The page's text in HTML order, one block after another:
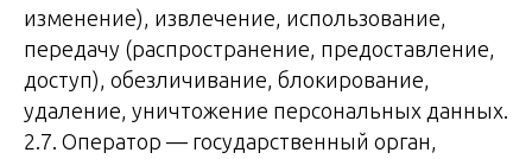
изменение), извлечение, использование,
передачу (распространение, предоставление,
доступ), обезличивание, блокирование,
удаление, уничтожение персональных данных.
2.7. Оператор — государственный орган,